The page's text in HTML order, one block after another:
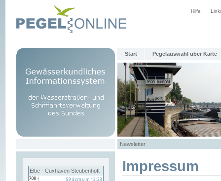
Hilfe
Start Pegelauswahl über Karte
Newsletter
Elbe - Cuxhaven Steubenhöft Impressum